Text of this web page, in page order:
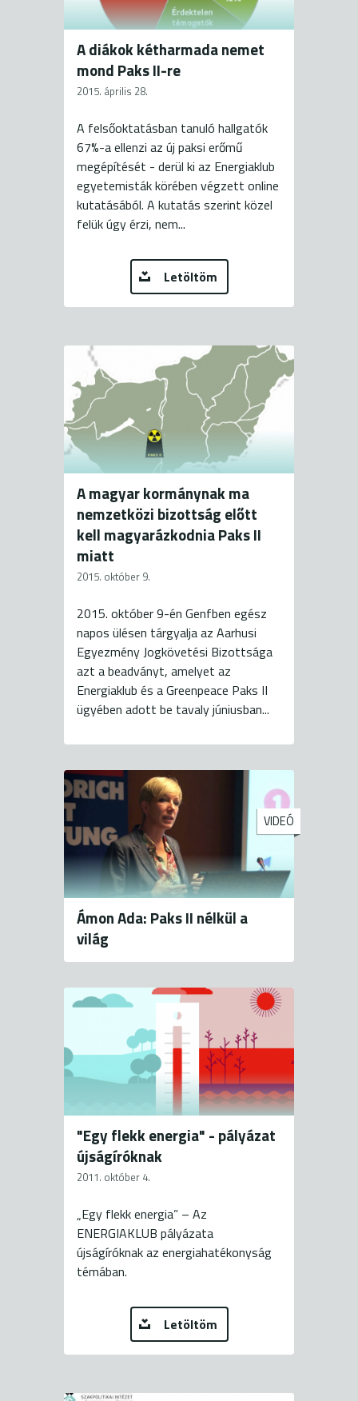
A diákok kétharmada nemet
mond Paks II-re
2015. április 28.
A felsőoktatásban tanuló hallgatók
67%-a ellenzi az új paksi erőmű
megépítését - derül ki az Energiaklub
egyetemisták körében végzett online
kutatásából. A kutatás szerint közel
felük úgy érzi, nem...
Letöltöm
A magyar kormánynak ma
nemzetközi bizottság előtt
kell magyarázkodnia Paks II
miatt
2015. október 9.
2015. október 9-én Genfben egész
napos ülésen tárgyalja az Aarhusi
Egyezmény Jogkövetési Bizottsága
azt a beadványt, amelyet az
Energiaklub és a Greenpeace Paks II
ügyében adott be tavaly júniusban...
VIDEÓ
Ámon Ada: Paks II nélkül a
világ
"Egy flekk energia" - pályázat
újságíróknak
2011. október 4.
„Egy flekk energia” – Az
ENERGIAKLUB pályázata
újságíróknak az energiahatékonyság
témában.
Letöltöm